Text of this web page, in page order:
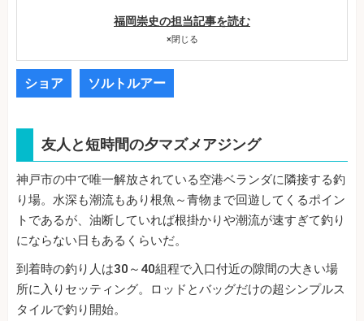
福岡崇史の担当記事を読む
×閉じる
ショア ソルトルアー
友人と短時間の夕マズメアジング
神戸市の中で唯一解放されている空港ベランダに隣接する釣
り場。水深も潮流もあり根魚～青物まで回遊してくるポイン
トであるが、油断していれば根掛かりや潮流が速すぎて釣り
にならない日もあるくらいだ。
到着時の釣り人は30～40組程で入口付近の隙間の大きい場
所に入りセッティング。ロッドとバッグだけの超シンプルス
タイルで釣り開始。